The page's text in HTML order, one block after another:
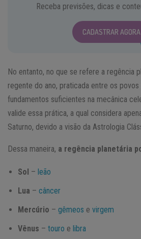
Receba previsões, dicas e
CADASTRAR AGORA
No entanto, no que se refere a regência
regente do ano, praticada entre os povos
fundamentos suficientes na mecânica
valide essa prática, a qual considera
Saturno, devido a visão da Astrologia
Dessa maneira, a regência planetária
Sol – leão
Lua – câncer
Mercúrio – gêmeos e virgem
Vênus – touro e libra